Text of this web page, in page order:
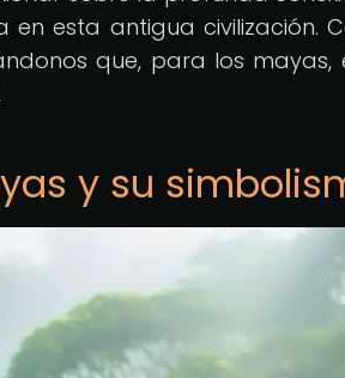
esta antigua civilización.
que, para los mayas,
y su